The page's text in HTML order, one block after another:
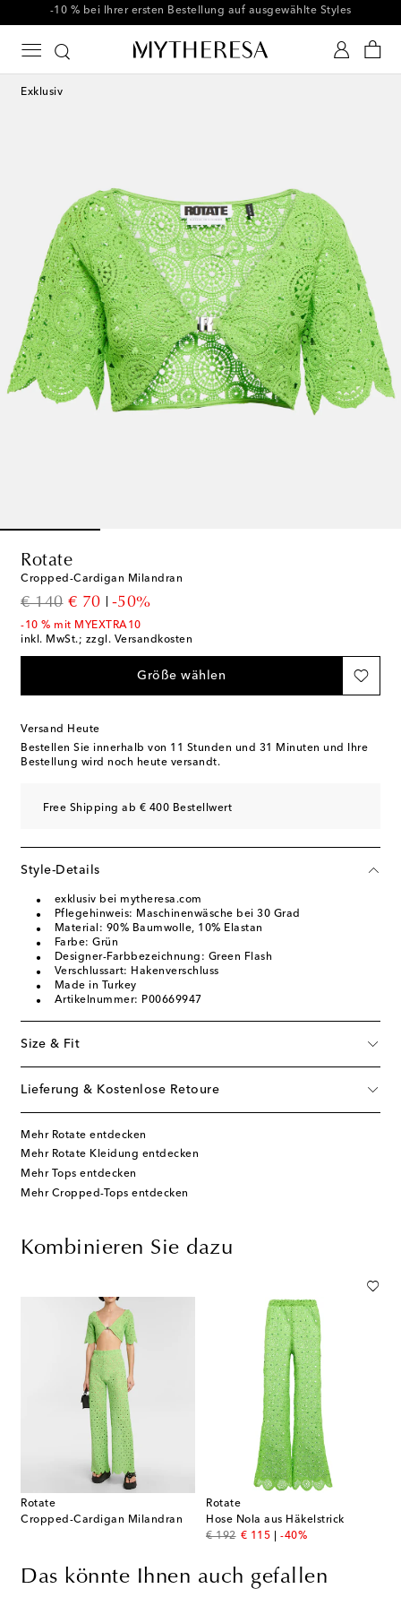
Code FIRST10 bei Bestellungen ab € 500 nutzen
Exklusiv
Rotate
Cropped-Cardigan Milandran
€ 140
original price
€ 70
discount price
-50%
-10 % mit MYEXTRA10
inkl. MwSt.; zzgl. Versandkosten
Größe wählen
Versand Heute
Bestellen Sie innerhalb von 11 Stunden und 31 Minuten und Ihre
Bestellung wird noch heute versandt.
Free Shipping ab € 400 Bestellwert
Style-Details
exklusiv bei mytheresa.com
Pflegehinweis: Maschinenwäsche bei 30 Grad
Material: 90% Baumwolle, 10% Elastan
Farbe: Grün
Designer-Farbbezeichnung: Green Flash
Verschlussart: Hakenverschluss
Made in Turkey
Artikelnummer: P00669947
Size & Fit
Lieferung & Kostenlose Retoure
Mehr Rotate entdecken
Mehr Rotate Kleidung entdecken
Mehr Tops entdecken
Mehr Cropped-Tops entdecken
Kombinieren Sie dazu
Rotate
Cropped-Cardigan Milandran
Rotate
Hose Nola aus Häkelstrick
€ 192
original price
€ 115
discount price
-40%
Das könnte Ihnen auch gefallen